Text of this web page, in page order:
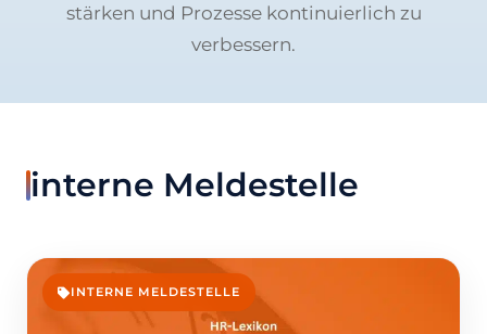
stärken und Prozesse kontinuierlich zu
verbessern.
interne Meldestelle
INTERNE MELDESTELLE